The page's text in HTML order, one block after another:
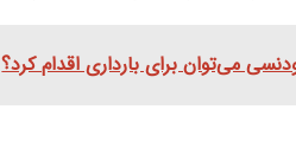
می‌توان برای بارداری اقدام کرد؟